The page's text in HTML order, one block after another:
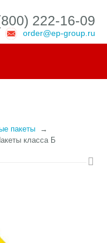
222-16-09
order@ep-group.ru
пакеты
класса Б